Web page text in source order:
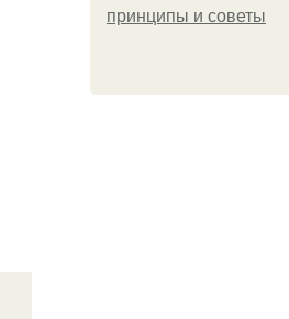
принципы и советы